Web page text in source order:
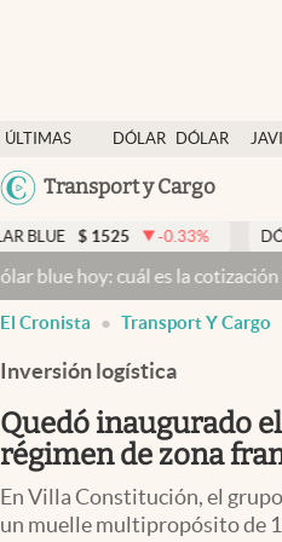
ÚLTIMAS
NOTICIAS
DÓLAR
DÓLAR
Transport y Cargo
Dólar
Members
Economía y Política
Finanzas y Mercados
Mercados Online
Negocios
Columnistas
Otras secciones
Apertura
-0.33% DÓLAR
cuál es la cotización del
El Cronista Transport Y Cargo
Inversión logística
Quedó inaugurado
régimen de zona
En Villa Constitución, el
un muelle multipropósito de